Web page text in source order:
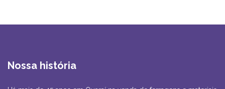
Nossa história